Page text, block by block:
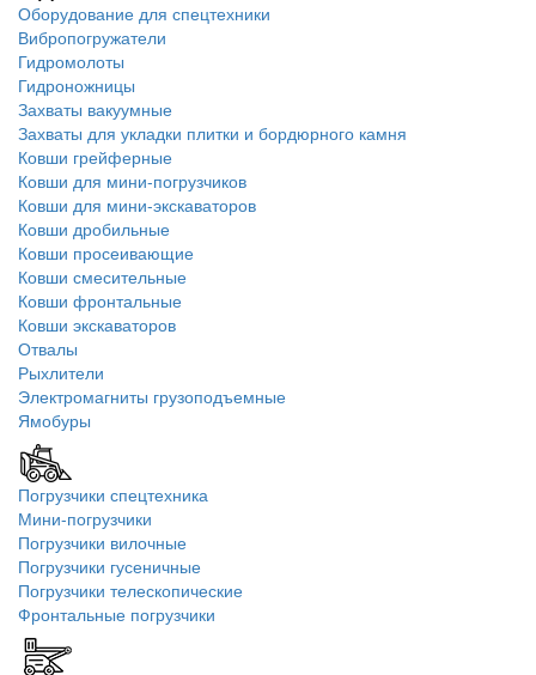
Оборудование для спецтехники
Вибропогружатели
Гидромолоты
Гидроножницы
Захваты вакуумные
Захваты для укладки плитки и бордюрного камня
Ковши грейферные
Ковши для мини-погрузчиков
Ковши для мини-экскаваторов
Ковши дробильные
Ковши просеивающие
Ковши смесительные
Ковши фронтальные
Ковши экскаваторов
Отвалы
Рыхлители
Электромагниты грузоподъемные
Ямобуры
Погрузчики спецтехника
Мини-погрузчики
Погрузчики вилочные
Погрузчики гусеничные
Погрузчики телескопические
Фронтальные погрузчики